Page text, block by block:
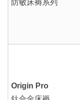
防敏床褥系列
Origin Pro